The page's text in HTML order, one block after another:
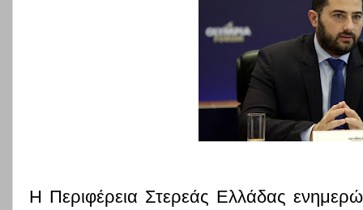
Η Περιφέρεια Στερεάς Ελλάδας